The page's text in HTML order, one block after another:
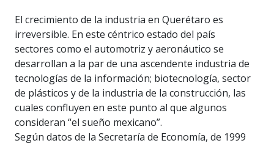
El crecimiento de la industria en Querétaro es
irreversible. En este céntrico estado del país
sectores como el automotriz y aeronáutico se
desarrollan a la par de una ascendente industria de
tecnologías de la información; biotecnología, sector
de plásticos y de la industria de la construcción, las
cuales confluyen en este punto al que algunos
consideran “el sueño mexicano”.
Según datos de la Secretaría de Economía, de 1999